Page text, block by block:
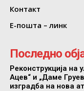
Контакт
Е-пошта – линк
Последно
Реконструкција на
Ацев“ и „Даме
изградба на нова